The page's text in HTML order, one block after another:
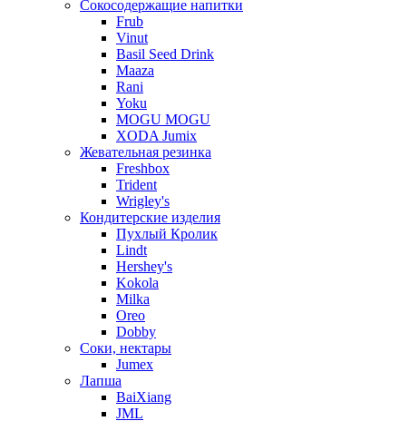
Сокосодержащие напитки
Frub
Vinut
Basil Seed Drink
Maaza
Rani
Yoku
MOGU MOGU
XODA Jumix
Жевательная резинка
Freshbox
Trident
Wrigley's
Кондитерские изделия
Пухлый Кролик
Lindt
Hershey's
Kokola
Milka
Oreo
Dobby
Соки, нектары
Jumex
Лапша
BaiXiang
JML